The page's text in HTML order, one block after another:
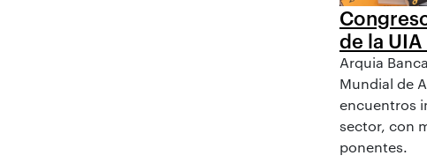
de la
Arquia
Mundial de
encuentros
sector, con
ponentes.